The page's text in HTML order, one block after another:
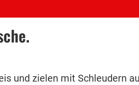
und zielen mit Schleudern